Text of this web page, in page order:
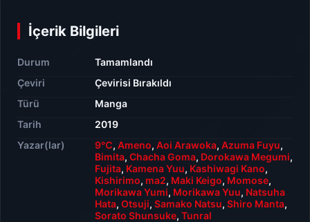
İçerik Bilgileri
Durum
Tamamlandı
Çeviri
Çevirisi Bırakıldı
Türü
Manga
Tarih
2019
Yazar(lar)
9℃, Ameno, Aoi Arawoka, Azuma Fuyu,
Bimita, Chacha Goma, Dorokawa Megumi,
Fujita, Kamena Yuu, Kashiwagi Kano,
Kishirimo, ma2, Maki Keigo, Momose,
Morikawa Yumi, Morikawa Yuu, Natsuha
Hata, Otsuji, Samako Natsu, Shiro Manta,
Sorato Shunsuke, Tunral